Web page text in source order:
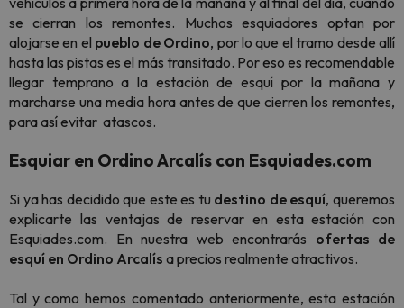
se cierran los remontes. Muchos esquiadores optan por
alojarse en el pueblo de Ordino, por lo que el tramo desde allí
hasta las pistas es el más transitado. Por eso es recomendable
llegar temprano a la estación de esquí por la mañana y
marcharse una media hora antes de que cierren los remontes,
para así evitar atascos.
Esquiar en Ordino Arcalís con Esquiades.com
Si ya has decidido que este es tu destino de esquí, queremos
explicarte las ventajas de reservar en esta estación con
Esquiades.com. En nuestra web encontrarás ofertas de
esquí en Ordino Arcalís a precios realmente atractivos.
Tal y como hemos comentado anteriormente, esta estación